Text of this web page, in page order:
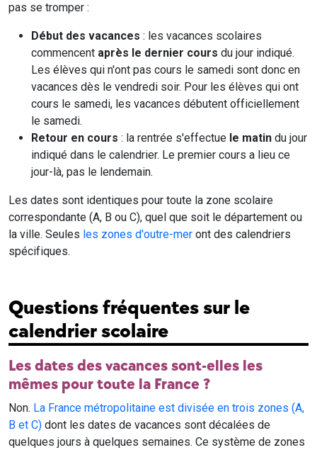
pas se tromper :
Début des vacances : les vacances scolaires
commencent après le dernier cours du jour indiqué.
Les élèves qui n'ont pas cours le samedi sont donc en
vacances dès le vendredi soir. Pour les élèves qui ont
cours le samedi, les vacances débutent officiellement
le samedi.
Retour en cours : la rentrée s'effectue le matin du jour
indiqué dans le calendrier. Le premier cours a lieu ce
jour-là, pas le lendemain.
Les dates sont identiques pour toute la zone scolaire
correspondante (A, B ou C), quel que soit le département ou
la ville. Seules les zones d'outre-mer ont des calendriers
spécifiques.
Questions fréquentes sur le
calendrier scolaire
Les dates des vacances sont-elles les
mêmes pour toute la France ?
Non. La France métropolitaine est divisée en trois zones (A,
B et C) dont les dates de vacances sont décalées de
quelques jours à quelques semaines. Ce système de zones